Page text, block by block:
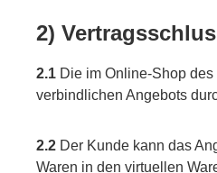
2)
2.1 Die im Online-Shop
verbindlichen Angebots
2.2 Der Kunde kann das
Waren in den virtuellen